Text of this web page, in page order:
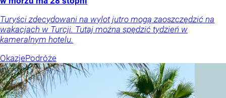
Turyści zdecydowani na wylot jutro mogą zaoszczędzić na
wakacjach w Turcji. Tutaj można spędzić tydzień w
kameralnym hotelu.
OkazjePodróże